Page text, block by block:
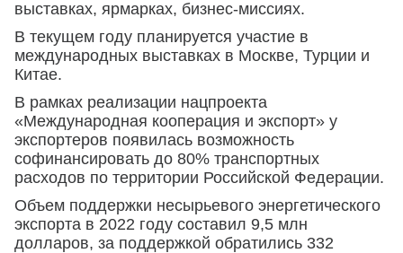
выставках, ярмарках, бизнес-миссиях.
В текущем году планируется участие в
международных выставках в Москве, Турции и
Китае.
В рамках реализации нацпроекта
«Международная кооперация и экспорт» у
экспортеров появилась возможность
софинансировать до 80% транспортных
расходов по территории Российской Федерации.
Объем поддержки несырьевого энергетического
экспорта в 2022 году составил 9,5 млн
долларов, за поддержкой обратились 332